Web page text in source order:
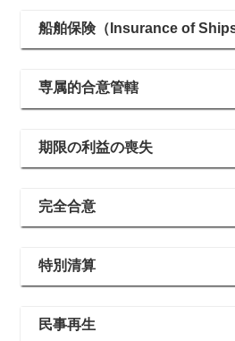
船舶保険（Insurance of Ships
専属的合意管轄
期限の利益の喪失
完全合意
特別清算
民事再生